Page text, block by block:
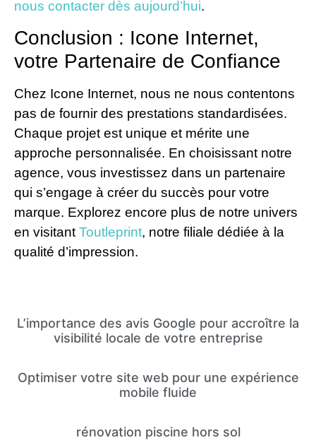
nous contacter dès aujourd’hui.
Conclusion : Icone Internet,
votre Partenaire de Confiance
Chez Icone Internet, nous ne nous contentons
pas de fournir des prestations standardisées.
Chaque projet est unique et mérite une
approche personnalisée. En choisissant notre
agence, vous investissez dans un partenaire
qui s’engage à créer du succès pour votre
marque. Explorez encore plus de notre univers
en visitantToutleprint, notre filiale dédiée à la
qualité d’impression.
L’importance des avis Google pour accroître la
visibilité locale de votre entreprise
Optimiser votre site web pour une expérience
mobile fluide
rénovation piscine hors sol